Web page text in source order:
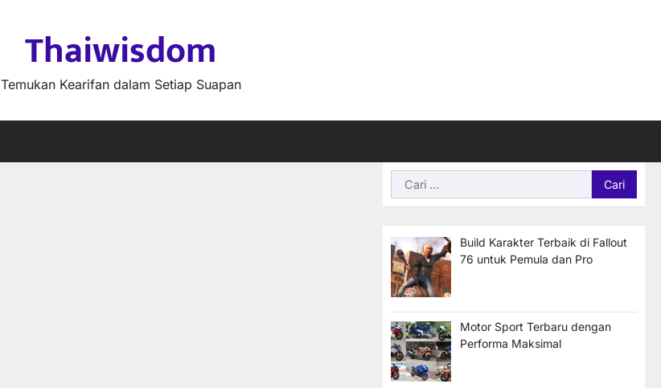
Thaiwisdom
Temukan Kearifan dalam Setiap Suapan
Cari
untuk:
Build Karakter Terbaik di Fallout
76 untuk Pemula dan Pro
Motor Sport Terbaru dengan
Performa Maksimal